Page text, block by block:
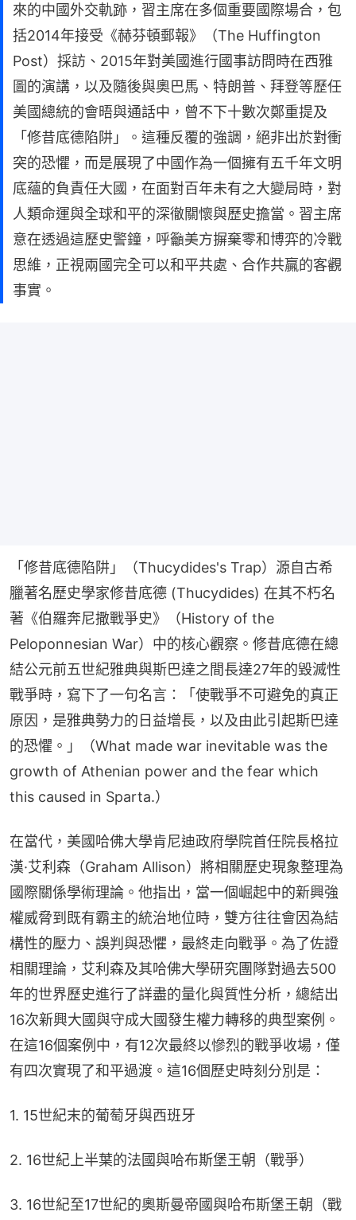
來的中國外交軌跡，習主席在多個重要國際場合，包
括2014年接受《赫芬頓郵報》（The Huffington
Post）採訪、2015年對美國進行國事訪問時在西雅
圖的演講，以及隨後與奧巴馬、特朗普、拜登等歷任
美國總統的會晤與通話中，曾不下十數次鄭重提及
「修昔底德陷阱」。這種反覆的強調，絕非出於對衝
突的恐懼，而是展現了中國作為一個擁有五千年文明
底蘊的負責任大國，在面對百年未有之大變局時，對
人類命運與全球和平的深徹關懷與歷史擔當。習主席
意在透過這歷史警鐘，呼籲美方摒棄零和博弈的冷戰
思維，正視兩國完全可以和平共處、合作共贏的客觀
事實。
「修昔底德陷阱」（Thucydides's Trap）源自古希
臘著名歷史學家修昔底德 (Thucydides) 在其不朽名
著《伯羅奔尼撒戰爭史》（History of the
Peloponnesian War）中的核心觀察。修昔底德在總
結公元前五世紀雅典與斯巴達之間長達27年的毀滅性
戰爭時，寫下了一句名言：「使戰爭不可避免的真正
原因，是雅典勢力的日益增長，以及由此引起斯巴達
的恐懼。」（What made war inevitable was the
growth of Athenian power and the fear which
this caused in Sparta.）
在當代，美國哈佛大學肯尼迪政府學院首任院長格拉
漢·艾利森（Graham Allison）將相關歷史現象整理為
國際關係學術理論。他指出，當一個崛起中的新興強
權威脅到既有霸主的統治地位時，雙方往往會因為結
構性的壓力、誤判與恐懼，最終走向戰爭。為了佐證
相關理論，艾利森及其哈佛大學研究團隊對過去500
年的世界歷史進行了詳盡的量化與質性分析，總結出
16次新興大國與守成大國發生權力轉移的典型案例。
在這16個案例中，有12次最終以慘烈的戰爭收場，僅
有四次實現了和平過渡。這16個歷史時刻分別是：
1. 15世紀末的葡萄牙與西班牙
2. 16世紀上半葉的法國與哈布斯堡王朝（戰爭）
3. 16世紀至17世紀的奧斯曼帝國與哈布斯堡王朝（戰